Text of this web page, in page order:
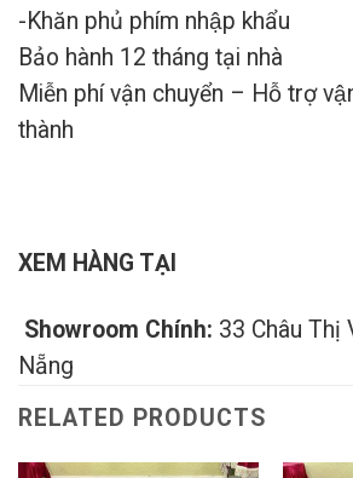
-Khăn phủ phím nhập khẩu
Bảo hành 12 tháng tại nhà
Miễn phí vận chuyển – Hỗ trợ
thành
XEM HÀNG TẠI
Showroom Chính: 33 Châu Thị
Nẵng
RELATED PRODUCTS